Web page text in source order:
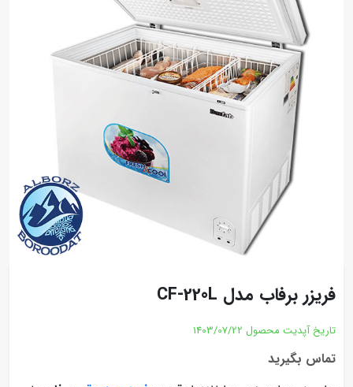
فریزر برفاب مدل CF-220L
تاریخ آپدیت محصول 1403/07/22
تماس بگیرید